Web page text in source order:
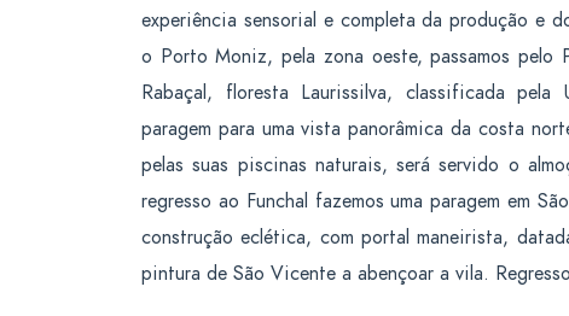
experiência sensorial e completa da produção e
o Porto Moniz, pela zona oeste, passamos pelo
Rabaçal, floresta Laurissilva, classificada
paragem para uma vista panorâmica da costa
pelas suas piscinas naturais, será servido o
regresso ao Funchal fazemos uma paragem em
construção eclética, com portal maneirista,
pintura de São Vicente a abençoar a vila.